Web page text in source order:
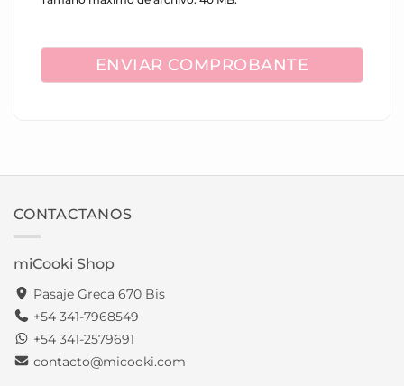
CONTACTANOS
miCooki Shop
Pasaje Greca 670 Bis
+54 341-7968549
+54 341-2579691
contacto@micooki.com